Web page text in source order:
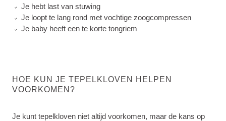
Je hebt last van stuwing
Je loopt te lang rond met vochtige zoogcompressen
Je baby heeft een te korte tongriem
HOE KUN JE TEPELKLOVEN HELPEN
VOORKOMEN?
Je kunt tepelkloven niet altijd voorkomen, maar de kans op